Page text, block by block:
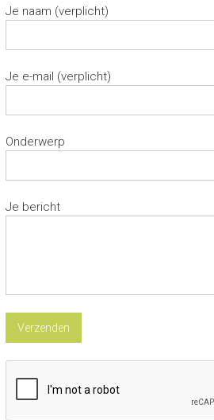
Je naam (verplicht)
Je e-mail (verplicht)
Onderwerp
Je bericht